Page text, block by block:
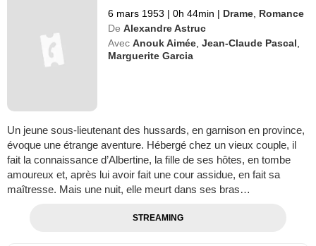
6 mars 1953 | 0h 44min | Drame Romance
De Alexandre Astruc
Avec Anouk Aimée ,Jean-Claude Pascal
Marguerite Garcia
Un jeune sous-lieutenant des hussards, en garnison en province,
évoque une étrange aventure. Hébergé chez un vieux couple, il
fait la connaissance d’Albertine, la fille de ses hôtes, en tombe
amoureux et, après lui avoir fait une cour assidue, en fait sa
maîtresse. Mais une nuit, elle meurt dans ses bras…
STREAMING